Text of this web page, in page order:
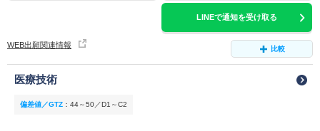
LINEで通知を受け取る
WEB出願関連情報 比較
医療技術
偏差値／GTZ ： 44～50／D1～C2